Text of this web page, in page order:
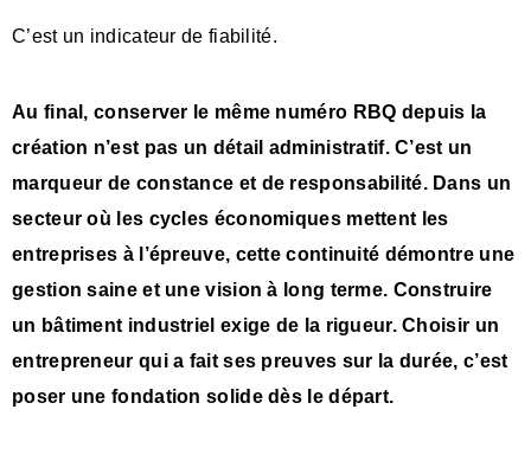
C’est un indicateur de fiabilité.
Au final, conserver le même numéro RBQ depuis la
création n’est pas un détail administratif. C’est un
marqueur de constance et de responsabilité. Dans un
secteur où les cycles économiques mettent les
entreprises à l’épreuve, cette continuité démontre une
gestion saine et une vision à long terme. Construire
un bâtiment industriel exige de la rigueur. Choisir un
entrepreneur qui a fait ses preuves sur la durée, c’est
poser une fondation solide dès le départ.